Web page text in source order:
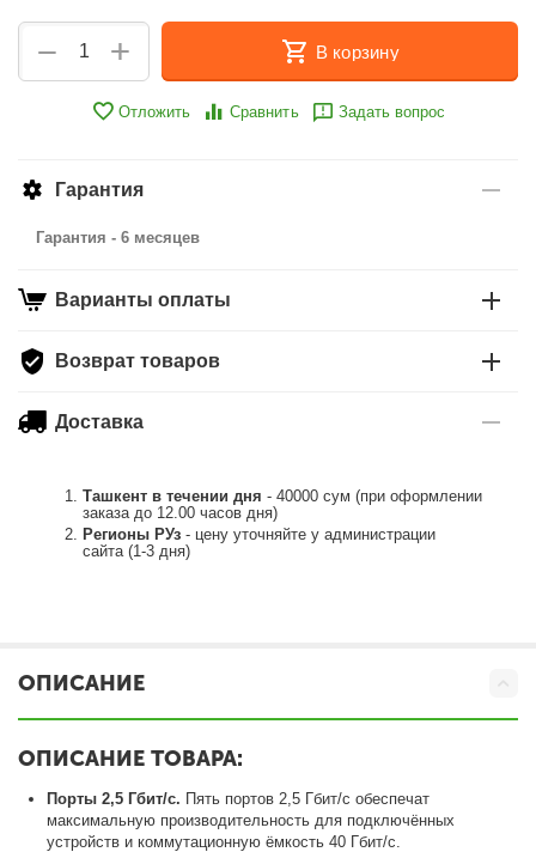
+
− В корзину
Отложить Сравнить Задать вопрос
Гарантия
Гарантия - 6 месяцев
Варианты оплаты
Возврат товаров
Доставка
Ташкент в течении дня - 40000 сум (при оформлении
заказа до 12.00 часов дня)
Регионы РУз - цену уточняйте у администрации
сайта (1-3 дня)
ОПИСАНИЕ
ОПИСАНИЕ ТОВАРА:
Порты 2,5 Гбит/с. Пять портов 2,5 Гбит/с обеспечат
максимальную производительность для подключённых
устройств и коммутационную ёмкость 40 Гбит/с.